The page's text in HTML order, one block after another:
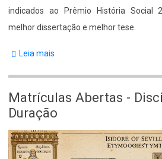
indicados ao Prêmio História Social
melhor dissertação e melhor tese.
Leia mais
Prêmio
História
Social
2024
Matrículas Abertas -
Duração
Body